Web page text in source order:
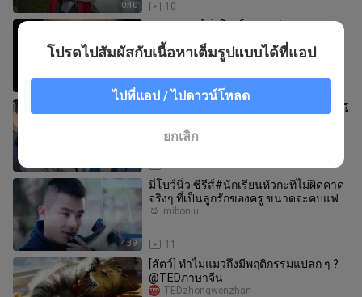
0:40 10
คุณครู วันนี้ชั่วโมงก็กำลังเรียนอยู่นะคะ
ต้องเขย่าให้เร็วกว่านี้อีกไหมคะ?
49
doudou_________qaq
【บลูแอบส์ตรัคชัน】ทุกคนเมื่อรู้ว่าคุณครู
20
niurouniurouwan
4:39
มี่โบว์นิ่ว ซีรีส์#นักเรียนหัวกะทิไม่ผิดคาด
จริงๆ ที่เป็นลูกรักของครู ขนาดจะคบแฟน
ยังมีครูช่วยอีก
11
miboniu
[สัตว์] ทำไมแมวถึงมีพฤติกรรมแปลก ๆ ?
@TEDภาษาจีน
TEDzhongwenzhan
โปรดไปสัมผัสกับเนื้อหาเต็มรูปแบบได้ที่แอป
ไปที่แอป / ไปดาวน์โหลด
ยกเลิก